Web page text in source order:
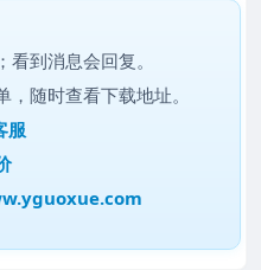
到消息会回复。
，随时查看下载地址。
服